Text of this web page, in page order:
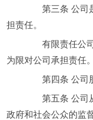
第三条 公司是
担责任。
有限责任公司
为限对公司承担责任。
第四条 公司股
第五条 公司从
政府和社会公众的监